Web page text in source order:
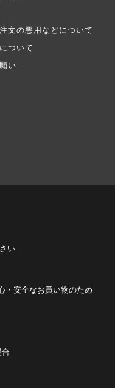
文の悪用などについて
ついて
い
い
・安全なお買い物のため
合